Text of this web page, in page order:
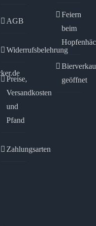
AGB
Widerrufsbelehrung
Preise,
Versandkosten
und
Pfand
Zahlungsarten
Feiern
beim
geöffnet